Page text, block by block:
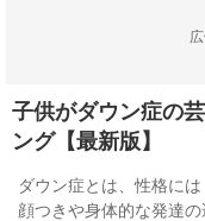
子供がダウン症の
ング【最新版】
ダウン症とは、性格に
顔つきや身体的な発達